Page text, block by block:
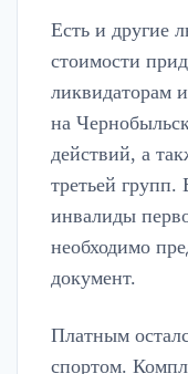
Есть и другие
стоимости
ликвидаторам
на
действий, а
третьей групп.
инвалиды
необходимо
документ.
Платным
спортом.